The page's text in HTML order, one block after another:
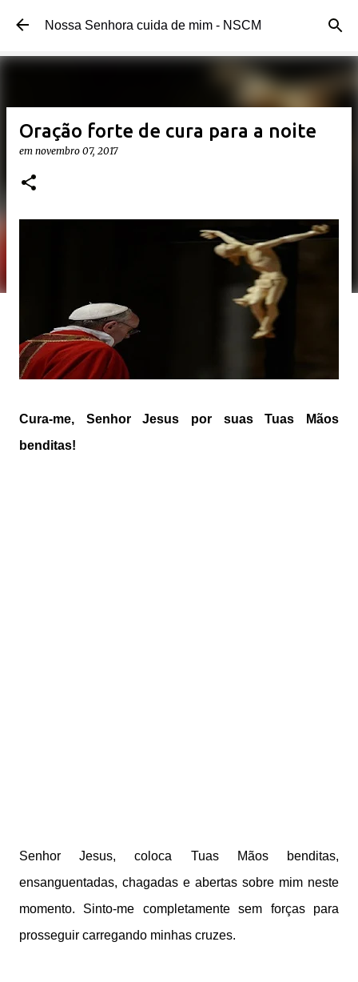
Pular para o conteúdo principal
Nossa Senhora cuida de mim - NSCM
Oração forte de cura para a noite
em novembro 07, 2017
Cura-me, Senhor Jesus por suas Tuas Mãos
benditas!
Senhor Jesus, coloca Tuas Mãos benditas,
ensanguentadas, chagadas e abertas sobre mim neste
momento. Sinto-me completamente sem forças para
prosseguir carregando minhas cruzes.